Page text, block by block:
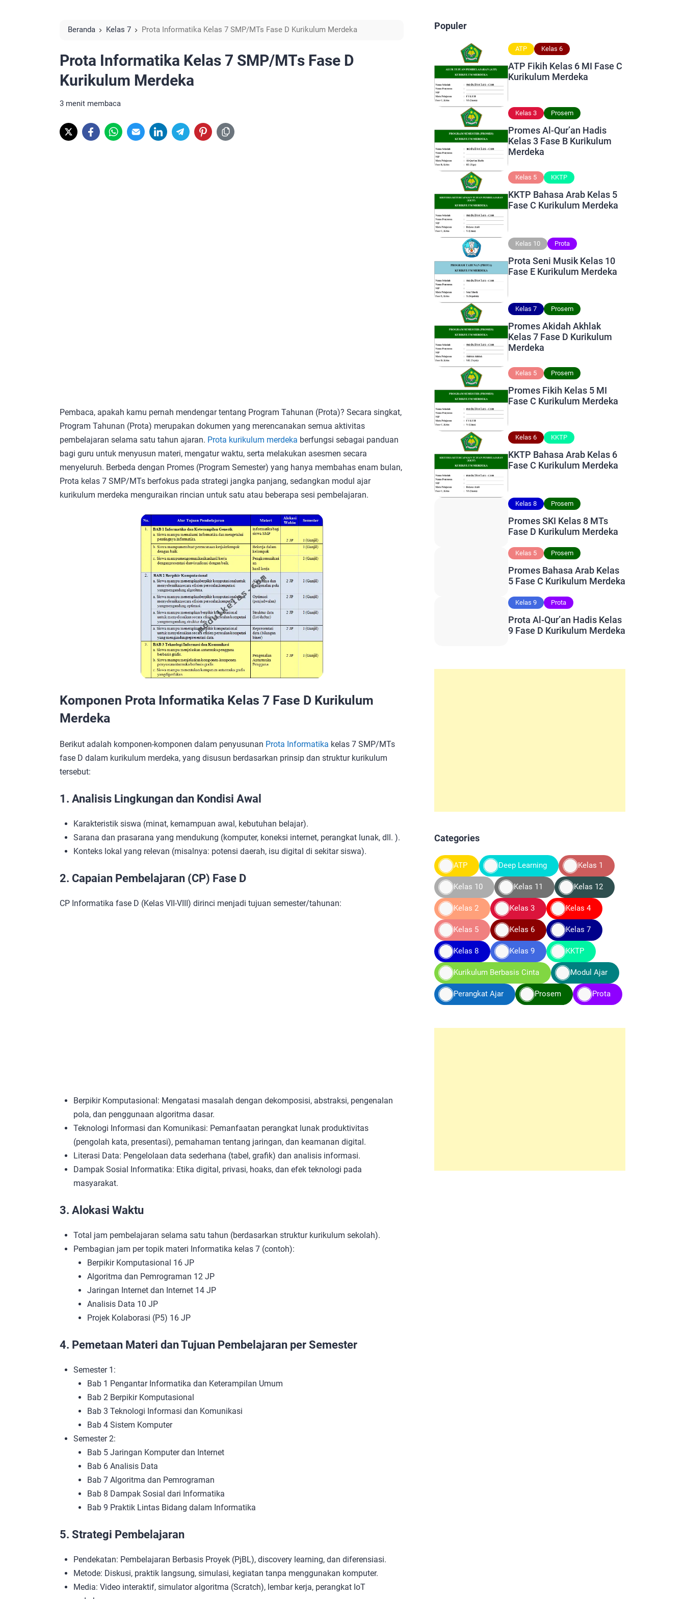
Beranda Kelas 7 Prota Informatika Kelas 7 SMP/MTs Fase D Kurikulum Merdeka
Prota Informatika Kelas 7 SMP/MTs Fase D
Kurikulum Merdeka
3 menit membaca
Pembaca, apakah kamu pernah mendengar tentang Program Tahunan (Prota)? Secara singkat,
Program Tahunan (Prota) merupakan dokumen yang merencanakan semua aktivitas
pembelajaran selama satu tahun ajaran. Prota kurikulum merdeka berfungsi sebagai panduan
bagi guru untuk menyusun materi, mengatur waktu, serta melakukan asesmen secara
menyeluruh. Berbeda dengan Promes (Program Semester) yang hanya membahas enam bulan,
Prota kelas 7 SMP/MTs berfokus pada strategi jangka panjang, sedangkan modul ajar
kurikulum merdeka menguraikan rincian untuk satu atau beberapa sesi pembelajaran.
Komponen Prota Informatika Kelas 7 Fase D Kurikulum
Merdeka
Berikut adalah komponen-komponen dalam penyusunan Prota Informatika kelas 7 SMP/MTs
fase D dalam kurikulum merdeka, yang disusun berdasarkan prinsip dan struktur kurikulum
tersebut:
1. Analisis Lingkungan dan Kondisi Awal
Karakteristik siswa (minat, kemampuan awal, kebutuhan belajar).
Sarana dan prasarana yang mendukung (komputer, koneksi internet, perangkat lunak, dll. ).
Konteks lokal yang relevan (misalnya: potensi daerah, isu digital di sekitar siswa).
2. Capaian Pembelajaran (CP) Fase D
CP Informatika fase D (Kelas VII-VIII) dirinci menjadi tujuan semester/tahunan:
Berpikir Komputasional: Mengatasi masalah dengan dekomposisi, abstraksi, pengenalan
pola, dan penggunaan algoritma dasar.
Teknologi Informasi dan Komunikasi: Pemanfaatan perangkat lunak produktivitas
(pengolah kata, presentasi), pemahaman tentang jaringan, dan keamanan digital.
Literasi Data: Pengelolaan data sederhana (tabel, grafik) dan analisis informasi.
Dampak Sosial Informatika: Etika digital, privasi, hoaks, dan efek teknologi pada
masyarakat.
3. Alokasi Waktu
Total jam pembelajaran selama satu tahun (berdasarkan struktur kurikulum sekolah).
Pembagian jam per topik materi Informatika kelas 7 (contoh):
Berpikir Komputasional 16 JP
Algoritma dan Pemrograman 12 JP
Jaringan Internet dan Internet 14 JP
Analisis Data 10 JP
Projek Kolaborasi (P5) 16 JP
4. Pemetaan Materi dan Tujuan Pembelajaran per Semester
Semester 1:
Bab 1 Pengantar Informatika dan Keterampilan Umum
Bab 2 Berpikir Komputasional
Bab 3 Teknologi Informasi dan Komunikasi
Bab 4 Sistem Komputer
Semester 2:
Bab 5 Jaringan Komputer dan Internet
Bab 6 Analisis Data
Bab 7 Algoritma dan Pemrograman
Bab 8 Dampak Sosial dari Informatika
Bab 9 Praktik Lintas Bidang dalam Informatika
5. Strategi Pembelajaran
Pendekatan: Pembelajaran Berbasis Proyek (PjBL), discovery learning, dan diferensiasi.
Metode: Diskusi, praktik langsung, simulasi, kegiatan tanpa menggunakan komputer.
Media: Video interaktif, simulator algoritma (Scratch), lembar kerja, perangkat IoT
Populer
ATP Kelas 6
ATP Fikih Kelas 6 MI Fase C
Kurikulum Merdeka
Kelas 3 Prosem
Promes Al-Qur’an Hadis
Kelas 3 Fase B Kurikulum
Merdeka
Kelas 5 KKTP
KKTP Bahasa Arab Kelas 5
Fase C Kurikulum Merdeka
Kelas 10 Prota
Prota Seni Musik Kelas 10
Fase E Kurikulum Merdeka
Kelas 7 Prosem
Promes Akidah Akhlak
Kelas 7 Fase D Kurikulum
Merdeka
Kelas 5 Prosem
Promes Fikih Kelas 5 MI
Fase C Kurikulum Merdeka
Kelas 6 KKTP
KKTP Bahasa Arab Kelas 6
Fase C Kurikulum Merdeka
Kelas 8 Prosem
Promes SKI Kelas 8 MTs
Fase D Kurikulum Merdeka
Kelas 5 Prosem
Promes Bahasa Arab Kelas
5 Fase C Kurikulum Merdeka
Kelas 9 Prota
Prota Al-Qur’an Hadis Kelas
9 Fase D Kurikulum Merdeka
Categories
ATP Deep Learning Kelas 1
Kelas 10 Kelas 11 Kelas 12
Kelas 2 Kelas 3 Kelas 4
Kelas 5 Kelas 6 Kelas 7
Kelas 8 Kelas 9 KKTP
Kurikulum Berbasis Cinta Modul Ajar
Perangkat Ajar Prosem Prota